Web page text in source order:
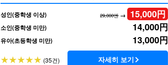
성인(중학생 이상) 29,000엔→ 15,000円
소인(중학생 미만) 14,000円
유아(초등학생 미만) 13,000円
(35건) 자세히 보기